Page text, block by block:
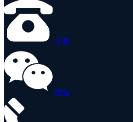
手机
微信